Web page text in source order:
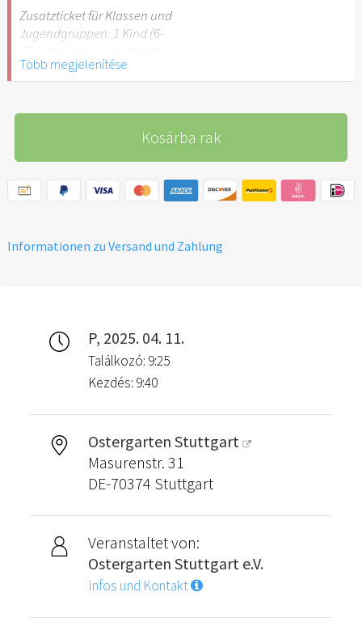
Stuttgart nicht
empfehlenswert.
Zusatzticket für Klassen und
Jugendgruppen. 1 Kind (6-
Schülerausweis.
empfehlenswert.
Több megjelenítése
Kosárba rak
Informationen zu Versand und Zahlung
P, 2025. 04. 11.
Találkozó: 9:25
Kezdés: 9:40
Ostergarten Stuttgart
Masurenstr. 31
DE-70374 Stuttgart
Veranstaltet von:
Ostergarten Stuttgart e.V.
Infos und Kontakt